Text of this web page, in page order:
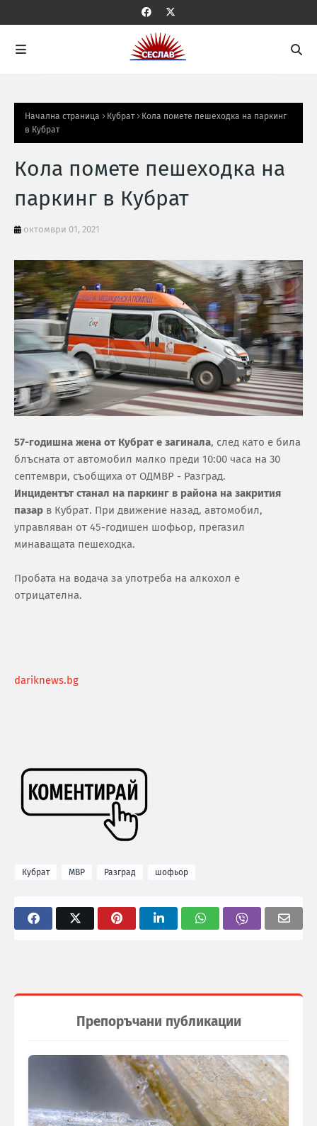
Начална страница Кубрат
Кола помете пешеходка на паркинг
в Кубрат
Кола помете пешеходка на
паркинг в Кубрат
октомври 01, 2021
57-годишна жена от Кубрат е загинала, след като е била
блъсната от автомобил малко преди 10:00 часа на 30
септември, съобщиха от ОДМВР - Разград.
Инцидентът станал на паркинг в района на закрития
пазар в Кубрат. При движение назад, автомобил,
управляван от 45-годишен шофьор, прегазил
минаващата пешеходка.
Пробата на водача за употреба на алкохол е
отрицателна.
dariknews.bg
Кубрат МВР Разград шофьор
Препоръчани публикации